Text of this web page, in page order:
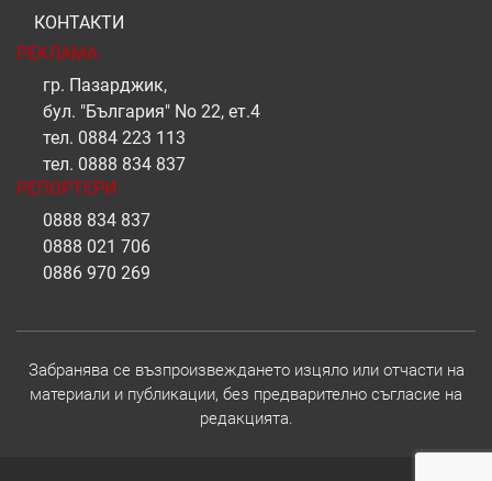
КОНТАКТИ
РЕКЛАМА
гр. Пазарджик,
бул. "България" No 22, ет.4
тел. 0884 223 113
тел. 0888 834 837
РЕПОРТЕРИ
0888 834 837
0888 021 706
0886 970 269
Забранява се възпроизвеждането изцяло или отчасти на
материали и публикации, без предварително съгласие на
редакцията.